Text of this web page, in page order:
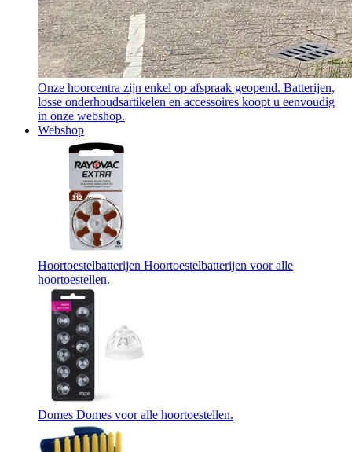
Onze hoorcentra zijn enkel op afspraak geopend. Batterijen,
losse onderhoudsartikelen en accessoires koopt u eenvoudig
in onze webshop.
Webshop
Hoortoestelbatterijen Hoortoestelbatterijen voor alle
hoortoestellen.
Domes Domes voor alle hoortoestellen.